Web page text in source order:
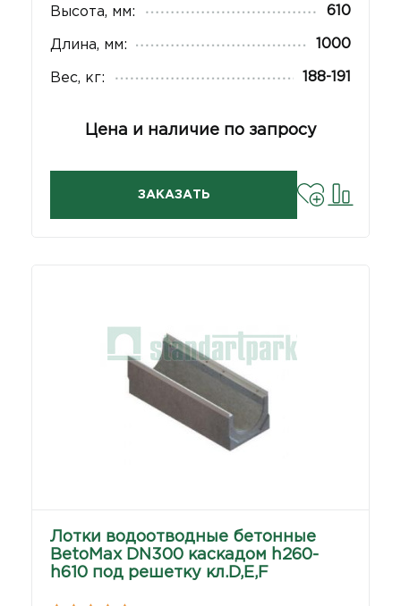
Высота, мм: 610
Длина, мм: 1000
Вес, кг: 188-191
Цена и наличие по запросу
ЗАКАЗАТЬ
Лотки водоотводные бетонные
BetoMax DN300 каскадом h260-
h610 под решетку кл.D,Е,F